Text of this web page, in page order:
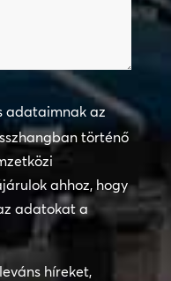
adataimnak az
történő
ahhoz, hogy
adatokat a
híreket,